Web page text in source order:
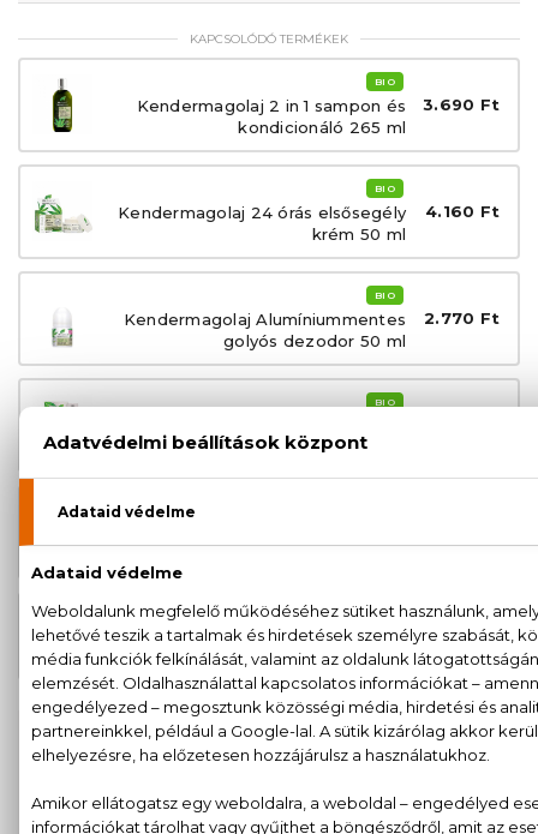
KAPCSOLÓDÓ TERMÉKEK
BIO
Kendermagolaj 2 in 1 sampon és
kondicionáló 265 ml
3.690 Ft
BIO
Kendermagolaj 24 órás elsősegély
krém 50 ml
4.160 Ft
BIO
Kendermagolaj Alumíniummentes
golyós dezodor 50 ml
2.770 Ft
BIO
kezelés 150 ml
Kendermagolaj Tusfürdő 250 ml
2.910 Ft
100% eredeti termékek,
14 napos visszaküldési
garanciával
Kérdésed van, elakadtál? Hívd ügyfélszolgálatunkat:+36
20 779 1924